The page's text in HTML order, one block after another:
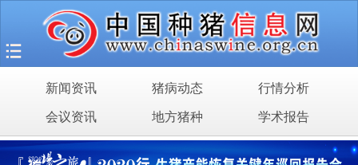
新闻资讯 猪病动态 行情分析
会议资讯 地方猪种 学术报告
首页
猪场之旅
新闻资讯
猪病动态